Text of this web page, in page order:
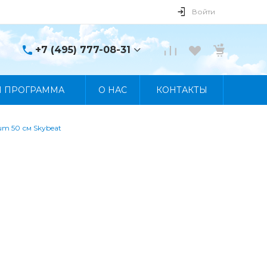
Войти
+7 (495) 777-08-31
+7 (495) 777-08-31
Выходной
ПРОГРАММА О НАС КОНТАКТЫ
50 см Skybeat